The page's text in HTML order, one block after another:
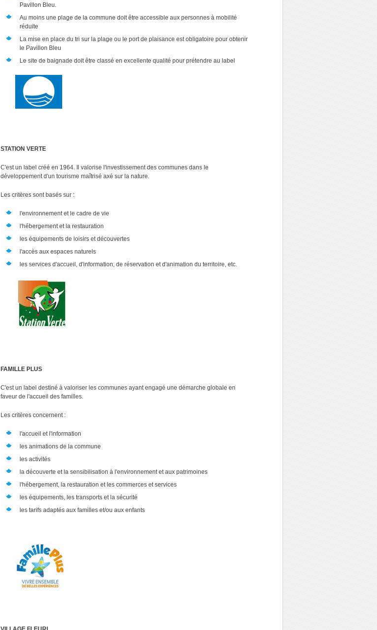
Pavillon Bleu.
Au moins une plage de la commune doit être accessible aux personnes à mobilité
réduite
La mise en place du tri sur la plage ou le port de plaisance est obligatoire pour obtenir
le Pavillon Bleu
Le site de baignade doit être classé en excellente qualité pour prétendre au label
STATION VERTE
C'est un label créé en 1964. Il valorise l'investissement des communes dans le
développement d'un tourisme maîtrisé axé sur la nature.
Les critères sont basés sur :
l'environnement et le cadre de vie
l'hébergement et la restauration
les équipements de loisirs et découvertes
l'accès aux espaces naturels
les services d'accueil, d'information, de réservation et d'animation du territoire, etc.
FAMILLE PLUS
C'est un label destiné à valoriser les communes ayant engagé une démarche globale en
faveur de l'accueil des familles.
Les critères concernent :
l'accueil et l'information
les animations de la commune
les activités
la découverte et la sensibilisation à l'environnement et aux patrimoines
l'hébergement, la restauration et les commerces et services
les équipements, les transports et la sécurité
les tarifs adaptés aux familles et/ou aux enfants